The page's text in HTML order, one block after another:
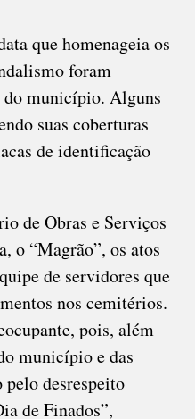
que homenageia os
foram
município. Alguns
suas coberturas
de identificação
de Obras e Serviços
o “Magrão”, os atos
de servidores que
nos cemitérios.
pois, além
município e das
desrespeito
de Finados”,